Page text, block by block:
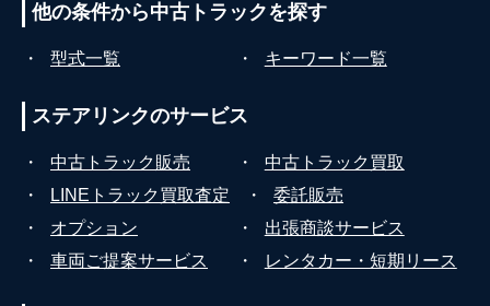
他の条件から中古トラックを探す
・ 型式一覧 ・ キーワード一覧
ステアリンクのサービス
・ 中古トラック販売 ・
中古トラック買取
・
LINEトラック買取査定 ・
委託販売
・
オプション ・
出張商談サービス
・
車両ご提案サービス ・ レンタカー・短期リース